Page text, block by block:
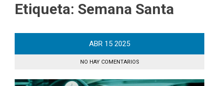
Etiqueta: Semana Santa
ABR 15 2025
NO HAY COMENTARIOS